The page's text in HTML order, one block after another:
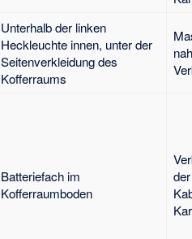
Unterhalb der linken
Heckleuchte innen, unter der
Seitenverkleidung des
Kofferraums
Batteriefach im
Kofferraumboden